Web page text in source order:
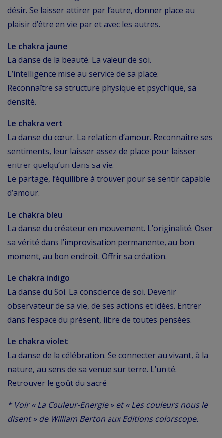
désir. Se laisser attirer par l’autre, donner place au
plaisir d’être en vie par et avec les autres.
Le chakra jaune
La danse de la beauté. La valeur de soi.
L’intelligence mise au service de sa place.
Reconnaître sa structure physique et psychique, sa
densité.
Le chakra vert
La danse du cœur. La relation d’amour. Reconnaître ses
sentiments, leur laisser assez de place pour laisser
entrer quelqu’un dans sa vie.
Le partage, l’équilibre à trouver pour se sentir capable
d’amour.
Le chakra bleu
La danse du créateur en mouvement. L’originalité. Oser
sa vérité dans l’improvisation permanente, au bon
moment, au bon endroit. Offrir sa création.
Le chakra indigo
La danse du Soi. La conscience de soi. Devenir
observateur de sa vie, de ses actions et idées. Entrer
dans l’espace du présent, libre de toutes pensées.
Le chakra violet
La danse de la célébration. Se connecter au vivant, à la
nature, au sens de sa venue sur terre. L’unité.
Retrouver le goût du sacré
* Voir « La Couleur-Energie » et « Les couleurs nous le
disent » de William Berton aux Editions colorscope.